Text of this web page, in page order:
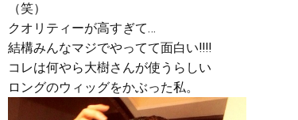
（笑）
クオリティーが高すぎて…
結構みんなマジでやってて面白い‼︎‼︎
コレは何やら大樹さんが使うらしい
ロングのウィッグをかぶった私。